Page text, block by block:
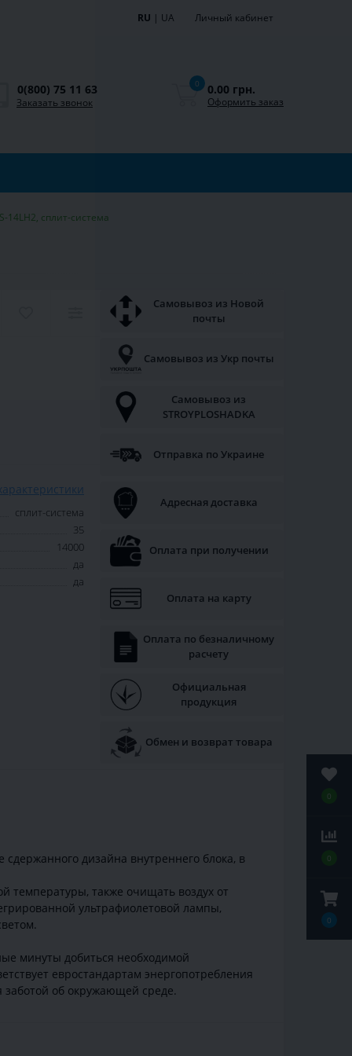
0
0
0
RU | UA Личный кабинет
0(800) 75 11 63
Заказать звонок
0 0.00 грн.
Оформить заказ
14LH2, сплит-система
сплит-система
35
14000
да
да
Самовывоз из Новой
почты
Самовывоз из Укр почты
Самовывоз из
STROYPLOSHADKA
Отправка по Украине
Адресная доставка
Оплата при получении
Оплата на карту
Оплата по безналичному
расчету
Официальная
продукция
Обмен и возврат товара
дизайна внутреннего блока, в
температуры, также очищать воздух от
ультрафиолетовой лампы,
минуты добиться необходимой
евростандартам энергопотребления
заботой об окружающей среде.